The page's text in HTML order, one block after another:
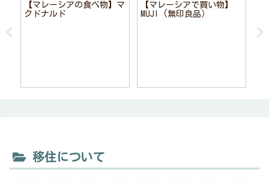
【マレーシアの食べ物】マ
クドナルド
【マレーシアで買い物】
MUJI (無印良品）
移住について